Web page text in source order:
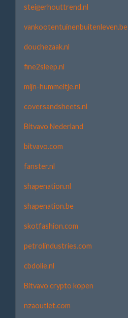
steigerhouttrend.nl
vankootentuinenbuitenleven.be
douchezaak.nl
fine2sleep.nl
mijn-hummeltje.nl
coversandsheets.nl
Bitvavo Nederland
bitvavo.com
fanster.nl
shapenation.nl
shapenation.be
skotfashion.com
petrolindustries.com
cbdolie.nl
Bitvavo crypto kopen
nzaoutlet.com